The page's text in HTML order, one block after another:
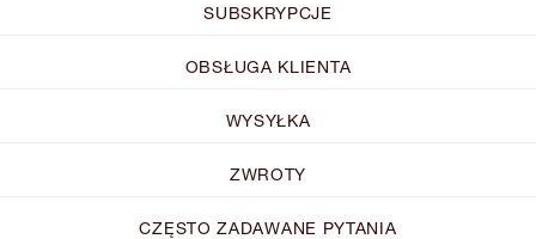
SUBSKRYPCJE
OBSŁUGA KLIENTA
WYSYŁKA
ZWROTY
CZĘSTO ZADAWANE PYTANIA